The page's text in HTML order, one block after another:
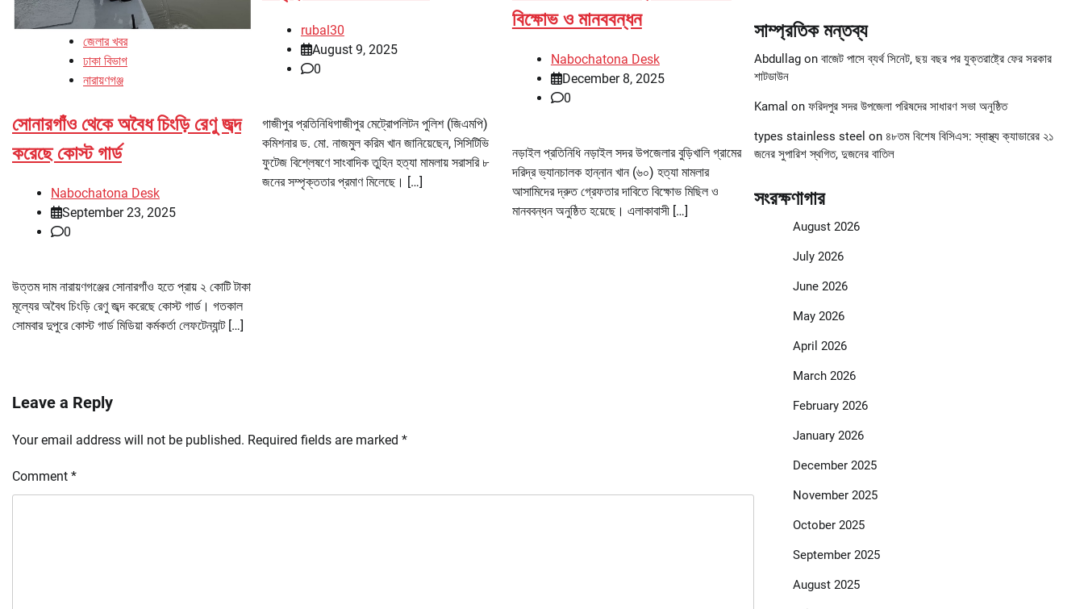
জেলার খবর
ঢাকা বিভাগ
নারায়ণগঞ্জ
সোনারগাঁও থেকে অবৈধ চিংড়ি রেণু জব্দ
করেছে কোস্ট গার্ড
Nabochatona Desk
September 23, 2025
0
উত্তম দাম নারায়ণগঞ্জের সোনারগাঁও হতে প্রায় ২ কোটি টাকা
মূল্যের অবৈধ চিংড়ি রেণু জব্দ করেছে কোস্ট গার্ড। গতকাল
সোমবার দুপুরে কোস্ট গার্ড মিডিয়া কর্মকর্তা লেফটেন্যান্ট […]
rubal30
August 9, 2025
0
গাজীপুর প্রতিনিধিগাজীপুর মেট্রোপলিটন পুলিশ (জিএমপি)
কমিশনার ড. মো. নাজমুল করিম খান জানিয়েছেন, সিসিটিভি
ফুটেজ বিশ্লেষণে সাংবাদিক তুহিন হত্যা মামলায় সরাসরি ৮
জনের সম্পৃক্ততার প্রমাণ মিলেছে। […]
বিক্ষোভ ও মানববন্ধন
Nabochatona Desk
December 8, 2025
0
নড়াইল প্রতিনিধি নড়াইল সদর উপজেলার বুড়িখালি গ্রামের
দরিদ্র ভ্যানচালক হান্নান খান (৬০) হত্যা মামলার
আসামিদের দ্রুত গ্রেফতার দাবিতে বিক্ষোভ মিছিল ও
মানববন্ধন অনুষ্ঠিত হয়েছে। এলাকাবাসী […]
Leave a Reply
Your email address will not be published. Required fields are marked *
Comment *
সাম্প্রতিক মন্তব্য
Abdullagon বাজেট পাসে ব্যর্থ সিনেট, ছয় বছর পর যুক্তরাষ্ট্রে ফের সরকার
শাটডাউন
Kamal on ফরিদপুর সদর উপজেলা পরিষদের সাধারণ সভা অনুষ্ঠিত
types stainless steel on ৪৮তম বিশেষ বিসিএস: স্বাস্থ্য ক্যাডারের ২১
জনের সুপারিশ স্থগিত, দুজনের বাতিল
সংরক্ষণাগার
August 2026
July 2026
June 2026
May 2026
April 2026
March 2026
February 2026
January 2026
December 2025
November 2025
October 2025
September 2025
August 2025